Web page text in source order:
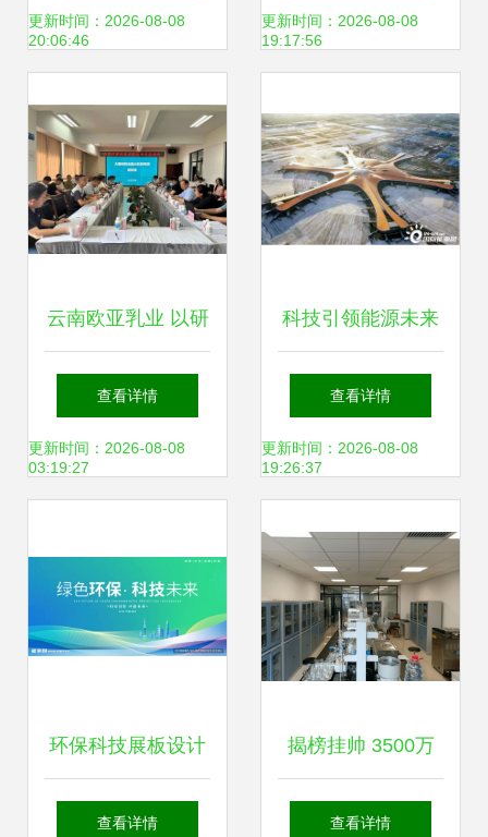
装引领环保清洁新
更新时间：2026-08-08
20:06:46
及开发视角下的分
更新时间：2026-08-08
19:17:56
云南欧亚乳业 以研
发创新与环保科技
驱动大理乳业绿色
查看详情
更新时间：2026-08-08
03:19:27
科技引领能源未来
中国能建两项储能
技术纳入“十四
规划
查看详情
更新时间：2026-08-08
19:26:37
环保科技展板设计
图 技术开发与视觉
查看详情
揭榜挂帅 3500万
邀你共克骨肽乳酸
查看详情